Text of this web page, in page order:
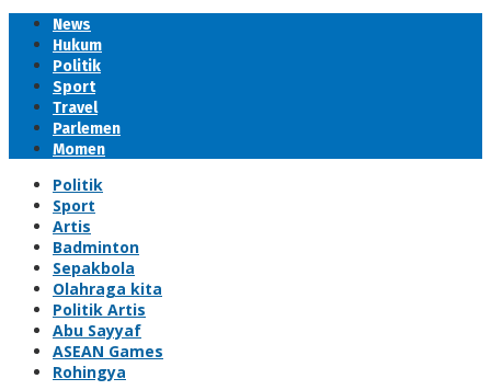
News
Hukum
Politik
Sport
Travel
Parlemen
Momen
Politik
Sport
Artis
Badminton
Sepakbola
Olahraga kita
Politik Artis
Abu Sayyaf
ASEAN Games
Rohingya